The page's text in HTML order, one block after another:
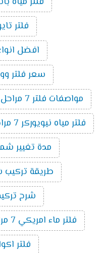
فلتر
افضل انواع
سعر فلتر ووتر
مواصفات فلتر 7 مراحل
فلتر مياه نيويوركر 7 مراحل ديجيتال
مدة تغيير شمعات
طريقة تركيب شمع
شرح تركيب
فلتر ماء امريكي 7 مراحل
فلتر اكوا